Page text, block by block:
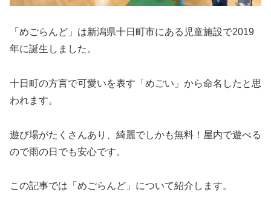
「めごらんど」は新潟県十日町市にある児童施設で2019
年に誕生しました。
十日町の方言で可愛いを表す「めごい」から命名したと思
われます。
遊び場がたくさんあり、綺麗でしかも無料！屋内で遊べる
ので雨の日でも安心です。
この記事では「めごらんど」について紹介します。